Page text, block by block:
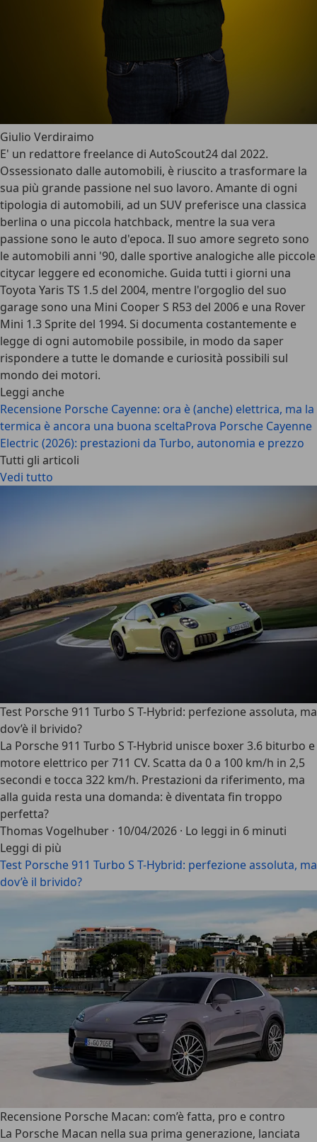
Giulio Verdiraimo
E' un redattore freelance di AutoScout24 dal 2022.
Ossessionato dalle automobili, è riuscito a trasformare la
sua più grande passione nel suo lavoro. Amante di ogni
tipologia di automobili, ad un SUV preferisce una classica
berlina o una piccola hatchback, mentre la sua vera
passione sono le auto d'epoca. Il suo amore segreto sono
le automobili anni '90, dalle sportive analogiche alle piccole
citycar leggere ed economiche. Guida tutti i giorni una
Toyota Yaris TS 1.5 del 2004, mentre l'orgoglio del suo
garage sono una Mini Cooper S R53 del 2006 e una Rover
Mini 1.3 Sprite del 1994. Si documenta costantemente e
legge di ogni automobile possibile, in modo da saper
rispondere a tutte le domande e curiosità possibili sul
mondo dei motori.
Leggi anche
Recensione Porsche Cayenne: ora è (anche) elettrica, ma la
termica è ancora una buona sceltaProva Porsche Cayenne
Electric (2026): prestazioni da Turbo, autonomia e prezzo
Tutti gli articoli
Vedi tutto
Test Porsche 911 Turbo S T-Hybrid: perfezione assoluta, ma
dov’è il brivido?
La Porsche 911 Turbo S T-Hybrid unisce boxer 3.6 biturbo e
motore elettrico per 711 CV. Scatta da 0 a 100 km/h in 2,5
secondi e tocca 322 km/h. Prestazioni da riferimento, ma
alla guida resta una domanda: è diventata fin troppo
perfetta?
Thomas Vogelhuber · 10/04/2026 · Lo leggi in 6 minuti
Leggi di più
Test Porsche 911 Turbo S T-Hybrid: perfezione assoluta, ma
dov’è il brivido?
Recensione Porsche Macan: com’è fatta, pro e contro
La Porsche Macan nella sua prima generazione, lanciata